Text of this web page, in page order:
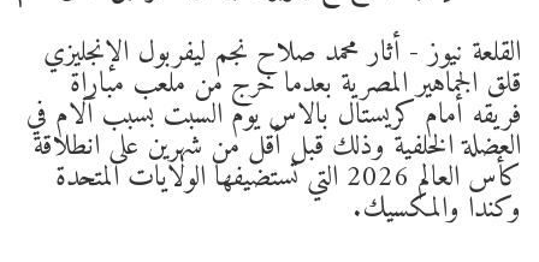
القلعة نيوز - أثار محمد صلاح نجم ليفربول الإنجليزي
قلق الجماهير المصرية بعدما خرج من ملعب مباراة
فريقه أمام كريستال بالاس يوم السبت بسبب آلام في
العضلة الخلفية وذلك قبل أقل من شهرين على انطلاقة
كأس العالم 2026 التي تستضيفها الولايات المتحدة
وكندا والمكسيك.